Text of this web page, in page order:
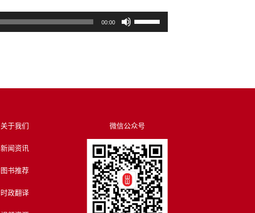
00:00
用
来
高
或
降
低
音
关于我们
新闻资讯
图书推荐
时政翻译
微信公众号